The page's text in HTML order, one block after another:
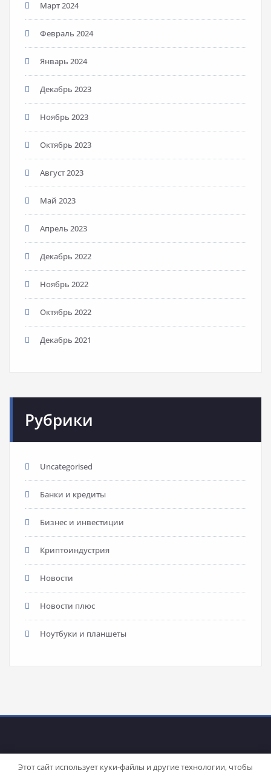
Март 2024
Февраль 2024
Январь 2024
Декабрь 2023
Ноябрь 2023
Октябрь 2023
Август 2023
Май 2023
Апрель 2023
Декабрь 2022
Ноябрь 2022
Октябрь 2022
Декабрь 2021
Рубрики
Uncategorised
Банки и кредиты
Бизнес и инвестиции
Криптоиндустрия
Новости
Новости плюс
Ноутбуки и планшеты
Этот сайт использует куки-файлы и другие технологии, чтобы